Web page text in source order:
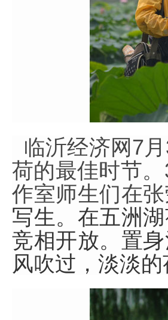
临沂经济网7
荷的最佳时节
作室师生们在
写生。在五洲
竞相开放。置
风吹过，淡淡